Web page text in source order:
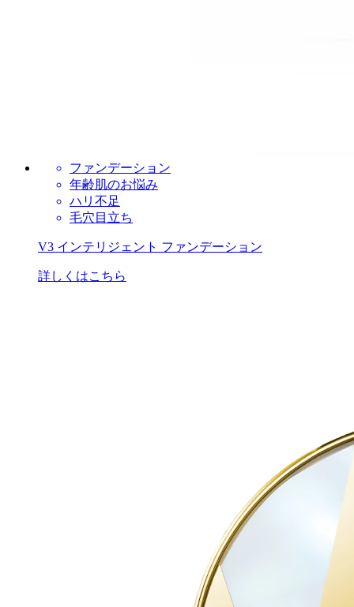
ファンデーション
年齢肌のお悩み
ハリ不足
毛穴目立ち
V3 インテリジェント ファンデーション
詳しくはこちら